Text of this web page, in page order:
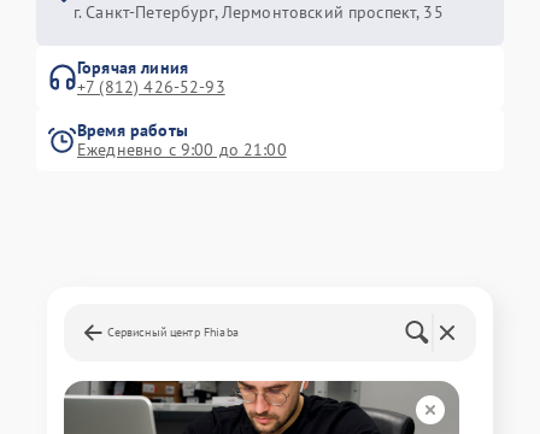
г. Санкт-Петербург, Лермонтовский проспект, 35
Горячая линия
+7 (812) 426-52-93
Время работы
Ежедневно с 9:00 до 21:00
Сервисный центр Fhiaba